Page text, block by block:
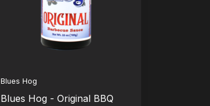
Blues Hog
Blues Hog - Original BBQ